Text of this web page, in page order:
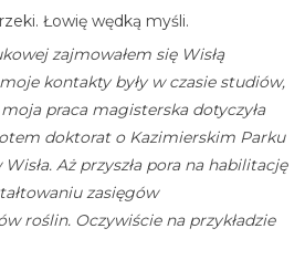
Łowię wędką myśli.
zajmowałem się Wisłą
kontakty były w czasie studiów,
praca magisterska dotyczyła
doktorat o Kazimierskim Parku
Aż przyszła pora na habilitację
zasięgów
roślin. Oczywiście na przykładzie